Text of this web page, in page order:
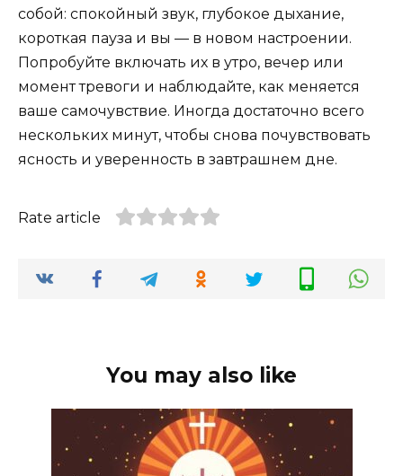
собой: спокойный звук, глубокое дыхание,
короткая пауза и вы — в новом настроении.
Попробуйте включать их в утро, вечер или
момент тревоги и наблюдайте, как меняется
ваше самочувствие. Иногда достаточно всего
нескольких минут, чтобы снова почувствовать
ясность и уверенность в завтрашнем дне.
Rate article
You may also like